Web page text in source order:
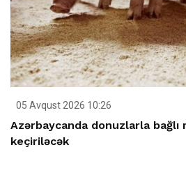
05 Avqust 2026 10:26
Azərbaycanda donuzlarla
keçiriləcək